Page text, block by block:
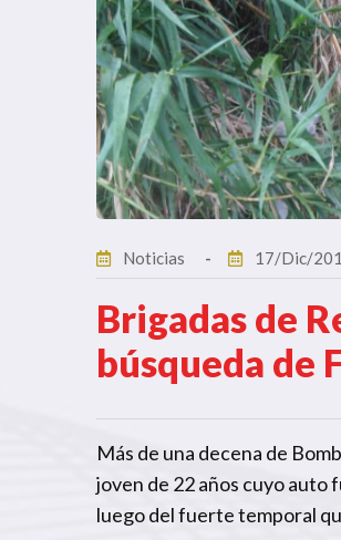
Noticias 17/Dic/
Brigadas de
búsqueda de
Más de una decena de
joven de 22 años cuyo auto
luego del fuerte temporal